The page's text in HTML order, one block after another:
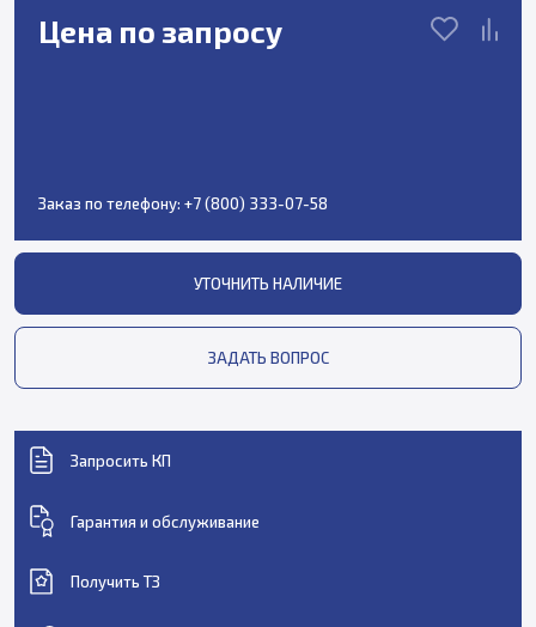
Цена по запросу
Заказ по телефону: +7 (800) 333-07-58
УТОЧНИТЬ НАЛИЧИЕ
ЗАДАТЬ ВОПРОС
Запросить КП
Гарантия и обслуживание
Получить ТЗ